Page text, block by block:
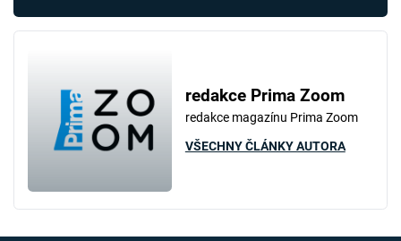
redakce Prima Zoom
redakce magazínu Prima Zoom
VŠECHNY ČLÁNKY AUTORA